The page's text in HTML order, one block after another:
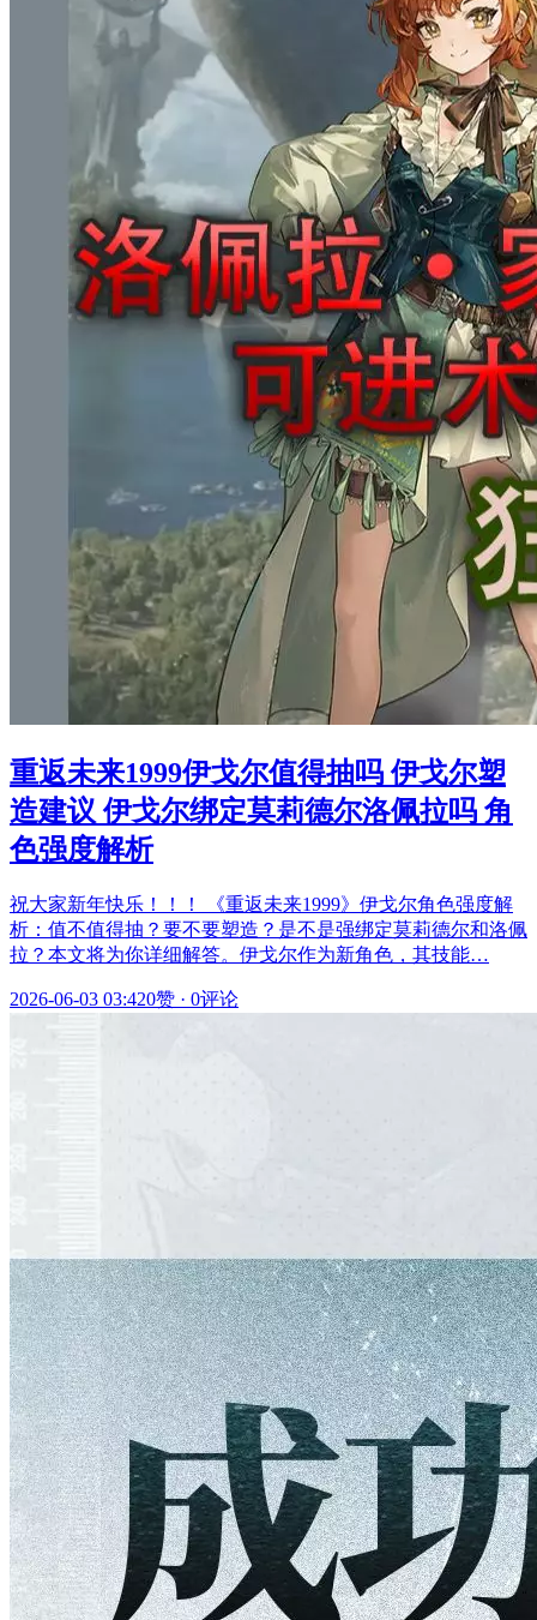
重返未来1999伊戈尔值得抽吗 伊戈尔塑
造建议 伊戈尔绑定莫莉德尔洛佩拉吗 角
色强度解析
祝大家新年快乐！！！ 《重返未来1999》伊戈尔角色强度解
析：值不值得抽？要不要塑造？是不是强绑定莫莉德尔和洛佩
拉？本文将为你详细解答。伊戈尔作为新角色，其技能…
2026-06-03 03:420赞 · 0评论